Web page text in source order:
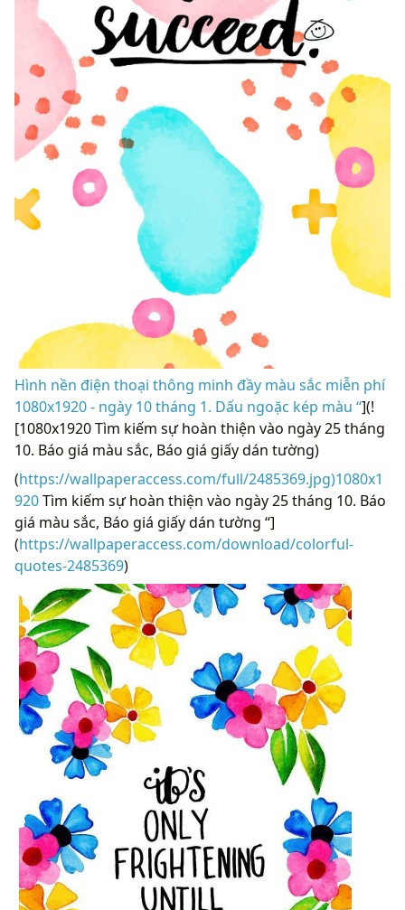
Hình nền điện thoại thông minh đầy màu sắc miễn phí
1080x1920 - ngày 10 tháng 1. Dấu ngoặc kép màu “](!
[1080x1920 Tìm kiếm sự hoàn thiện vào ngày 25 tháng
10. Báo giá màu sắc, Báo giá giấy dán tường)
(https://wallpaperaccess.com/full/2485369.jpg)1080x1
920Tìm kiếm sự hoàn thiện vào ngày 25 tháng 10. Báo
giá màu sắc, Báo giá giấy dán tường “]
(https://wallpaperaccess.com/download/colorful-
quotes-2485369)